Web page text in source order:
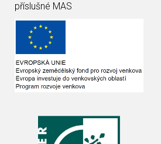
příslušné MAS